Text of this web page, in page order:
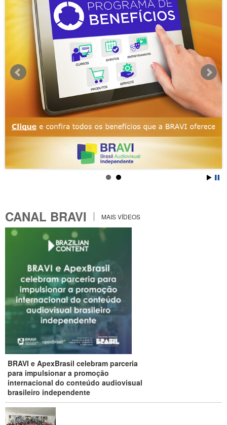
CANAL BRAVI MAIS VÍDEOS
BRAVI e ApexBrasil celebram parceria
para impulsionar a promoção
internacional do conteúdo audiovisual
brasileiro independente